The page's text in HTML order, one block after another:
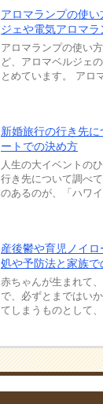
アロマランプの使
ジェや電気アロマラ
アロマランプの使い
ど、アロマベルジェ
とめています。 アロ
新婚旅行の行き先
ートでの決め方
人生の大イベントの
行き先について調べ
のあるのが、「ハワ
産後鬱や育児ノイ
処や予防法と家族で
赤ちゃんが生まれて
で、必ずとまではい
てしまうものとして